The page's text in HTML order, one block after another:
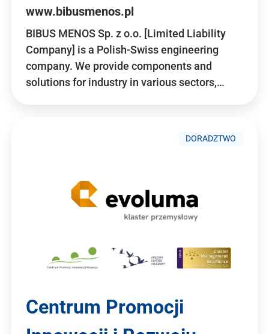
www.bibusmenos.pl
BIBUS MENOS Sp. z o.o. [Limited Liability
Company] is a Polish-Swiss engineering
company. We provide components and
solutions for industry in various sectors,…
DORADZTWO
Centrum Promocji